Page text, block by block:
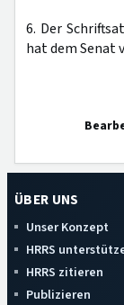
6. Der
hat dem Senat
ÜBER UNS
Unser Konzept
HRRS
HRRS zitieren
Publizieren